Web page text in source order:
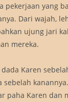
pekerjaan yang
Dari wajah,
ujung jari
mereka.
Karen
paha Karen dan